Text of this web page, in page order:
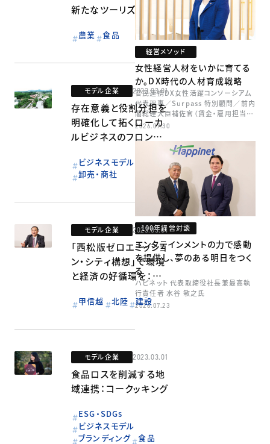
新たなツーリズム構
農業 食品
モデル企業 2023.03.01
存在意義と役割分担を
明確化して拓くローカ
ルビジネスのフロンテ
ォレスト
ビジネスモデル
卸売・商社
モデル企業 2023.03.01
「西松版ゼロエミッショ
ン・シティ構想」で環境
と経済の好循環を：西
甲信越 北陸 建設
モデル企業 2023.03.01
食品ロスを削減する地
域連携：コークッキング
ESG・SDGs
ビジネスモデル
ブランディング
食品
経営メソッド
女性経営人材をいかに育てる
か。DX時代の人材育成戦略
官民連携DX女性活躍コンソーシアム
代表理事／Surpass 特別顧問／前内
閣総理大臣補佐官（賃金・雇用担当）
矢田 稚子
2026.07.30
100年経営対談
エンタテインメントの力で感動
を提供し、夢のある明日をつく
る
ハピネット 代表取締役社長兼最高執
行責任者 水谷 敏之氏
2026.07.23